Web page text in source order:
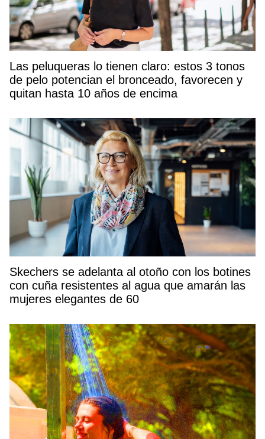
Las peluqueras lo tienen claro: estos 3 tonos
de pelo potencian el bronceado, favorecen y
quitan hasta 10 años de encima
Skechers se adelanta al otoño con los botines
con cuña resistentes al agua que amarán las
mujeres elegantes de 60